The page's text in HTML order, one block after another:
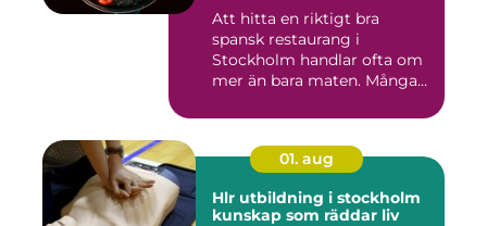
Att hitta en riktigt bra
spansk restaurang i
Stockholm handlar ofta om
mer än bara maten. Många
01. aug
Hlr utbildning i stockholm
kunskap som räddar liv